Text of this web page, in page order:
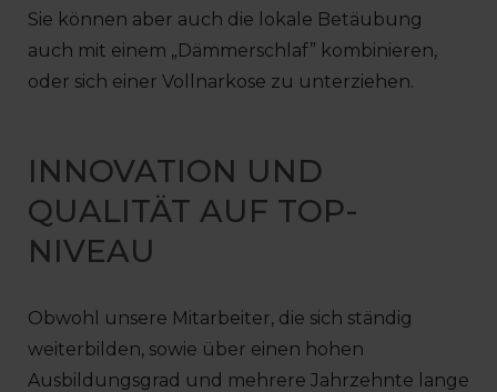
Sie können aber auch die lokale Betäubung
auch mit einem „Dämmerschlaf” kombinieren,
oder sich einer Vollnarkose zu unterziehen.
INNOVATION UND
QUALITÄT AUF TOP-
NIVEAU
Obwohl unsere Mitarbeiter, die sich ständig
weiterbilden, sowie über einen hohen
Ausbildungsgrad und mehrere Jahrzehnte lange